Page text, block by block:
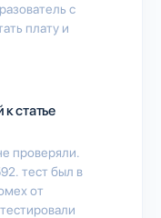
с
плату и
статье
проверяли.
тест был в
от